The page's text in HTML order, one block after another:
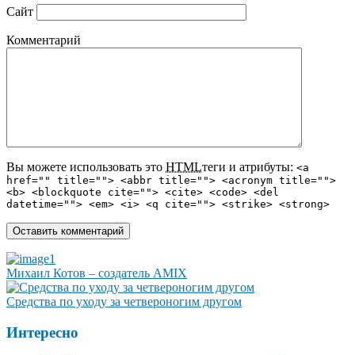
Сайт
Комментарий
Вы можете использовать это HTMLтеги и атрибуты: <a
href="" title=""> <abbr title=""> <acronym title="">
<b> <blockquote cite=""> <cite> <code> <del
datetime=""> <em> <i> <q cite=""> <strike> <strong>
Михаил Котов – создатель AMIX
Средства по уходу за четвероногим другом
Интересно